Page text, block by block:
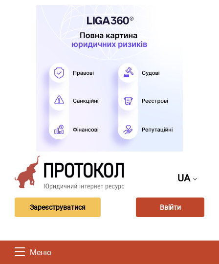
UA
Зареєструватися Ввійти
Меню